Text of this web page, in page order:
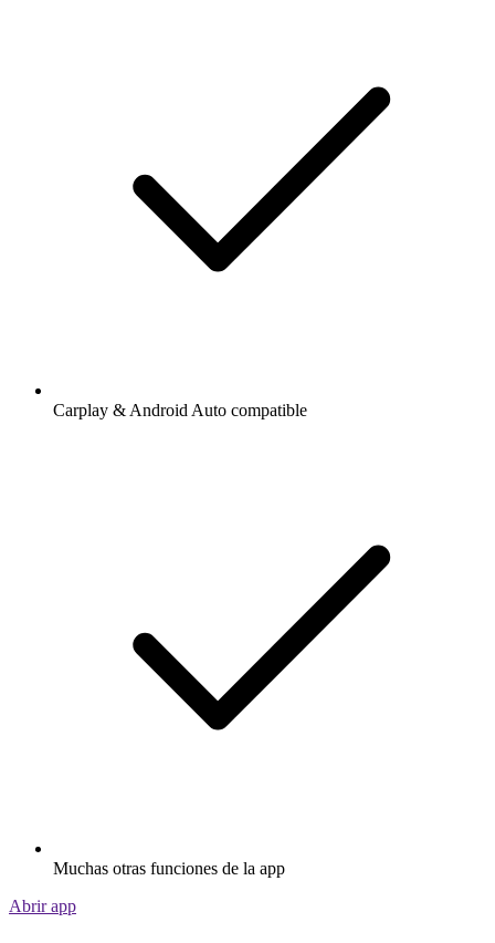
Carplay & Android Auto compatible
Muchas otras funciones de la app
Abrir app